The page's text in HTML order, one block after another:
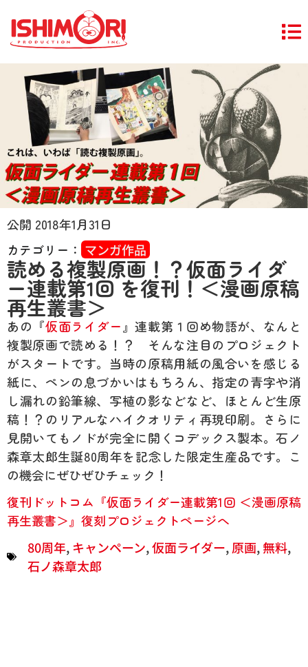
公開 2018年1月31日
カテゴリー： マンガ作品
読める複製原画！？仮面ライダ
ー連載第1回 を復刊！＜漫画原稿
再生叢書＞
あの『仮面ライダー 』連載第１回め物語が、なんと
複製原画で読める！？ そんな注目のプロジェクト
がスタートです。当時の原稿用紙の風合いを感じる
紙に、ペンの息づかいはもちろん、指定の青字や消
し漏れの鉛筆線、写植の影などなど、ほとんど生原
稿！？のリアルなハイクオリティ再現印刷。さらに
見開いてもノドが完全に開くコデックス製本。石ノ
森章太郎生誕80周年を記念した限定生産品です。こ
の機会にぜひぜひチェック！
復刊ドットコム『仮面ライダー連載第1回 ＜漫画原稿
再生叢書＞』復刻プロジェクトページへ
80周年, キャンペーン,仮面ライダー,原画,無料,
石ノ森章太郎